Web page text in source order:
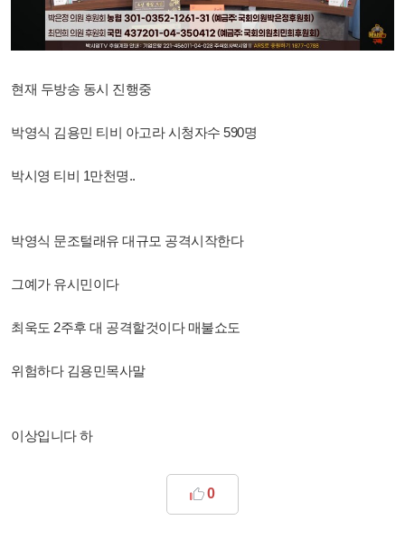
현재 두방송 동시 진행중
박영식 김용민 티비 아고라 시청자수 590명
박시영 티비 1만천명..
박영식 문조털래유 대규모 공격시작한다
그예가 유시민이다
최욱도 2주후 대 공격할것이다 매불쇼도
위험하다 김용민목사말
이상입니다 하
0